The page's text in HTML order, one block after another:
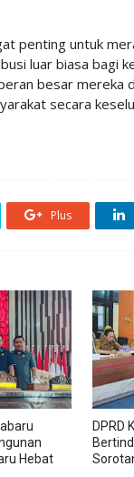
penting untuk
luar biasa bagi
besar mereka
secara
Plus
Hebat
DPRD